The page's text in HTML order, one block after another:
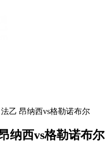
乙 昂纳西vs格勒诺布尔
纳西vs格勒诺布尔